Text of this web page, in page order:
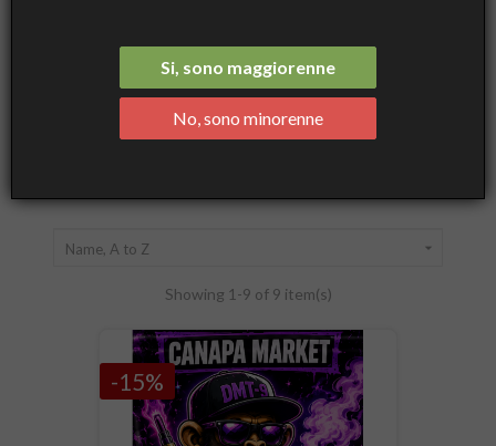
Scopri di più sugli Effetti degli Edibili con cannabinoidi
Name, A to Z 
Showing 1-9 of 9 item(s)
-15%
Si, sono maggiorenne
No, sono minorenne